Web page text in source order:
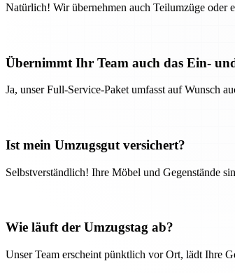
Natürlich! Wir übernehmen auch Teilumzüge oder
Übernimmt Ihr Team auch das Ein-
Ja, unser Full-Service-Paket umfasst auf Wunsch
Ist mein Umzugsgut versichert?
Selbstverständlich! Ihre Möbel und Gegenstände
Wie läuft der Umzugstag ab?
Unser Team erscheint pünktlich vor Ort, lädt Ihre